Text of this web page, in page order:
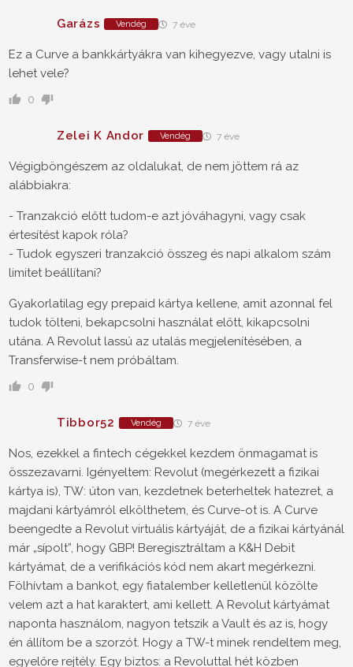
Garázs Vendég 7 éve
Ez a Curve a bankkártyákra van kihegyezve, vagy utalni is
lehet vele?
0
Zelei K Andor Vendég 7 éve
Végigböngészem az oldalukat, de nem jöttem rá az
alábbiakra:
- Tranzakció előtt tudom-e azt jóváhagyni, vagy csak
értesítést kapok róla?
- Tudok egyszeri tranzakció összeg és napi alkalom szám
limitet beállítani?
Gyakorlatilag egy prepaid kártya kellene, amit azonnal fel
tudok tölteni, bekapcsolni használat előtt, kikapcsolni
utána. A Revolut lassú az utalás megjelenítésében, a
Transferwise-t nem próbáltam.
0
Tibbor52 Vendég 7 éve
Nos, ezekkel a fintech cégekkel kezdem önmagamat is
összezavarni. Igényeltem: Revolut (megérkezett a fizikai
kártya is), TW: úton van, kezdetnek beterheltek hatezret, a
majdani kártyámról elkölthetem, és Curve-ot is. A Curve
beengedte a Revolut virtuális kártyáját, de a fizikai kártyánál
már „sípolt”, hogy GBP! Beregisztráltam a K&H Debit
kártyámat, de a verifikációs kód nem akart megérkezni.
Fölhívtam a bankot, egy fiatalember kelletlenül közölte
velem azt a hat karaktert, ami kellett. A Revolut kártyámat
naponta használom, nagyon tetszik a Vault és az is, hogy
én állítom be a szorzót. Hogy a TW-t minek rendeltem meg,
egyelőre rejtély. Egy biztos: a Revoluttal hét közben